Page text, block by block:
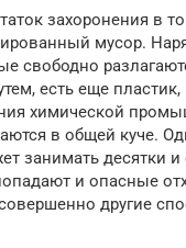
захоронения в
мусор.
свободно
есть еще
химической
в общей куче.
занимать десятки и
и опасные
другие